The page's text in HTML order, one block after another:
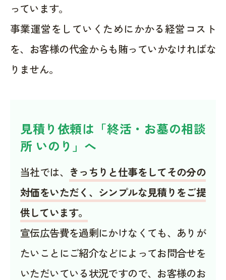
っています。
事業運営をしていくためにかかる経営コスト
を、お客様の代金からも賄っていかなければな
りません。
見積り依頼は「終活・お墓の相談
所 いのり」へ
当社では、 きっちりと仕事をしてその分の
対価をいただく、シンプルな見積りをご提
供しています。
宣伝広告費を過剰にかけなくても、ありが
たいことにご紹介などによってお問合せを
いただいている状況ですので、お客様のお